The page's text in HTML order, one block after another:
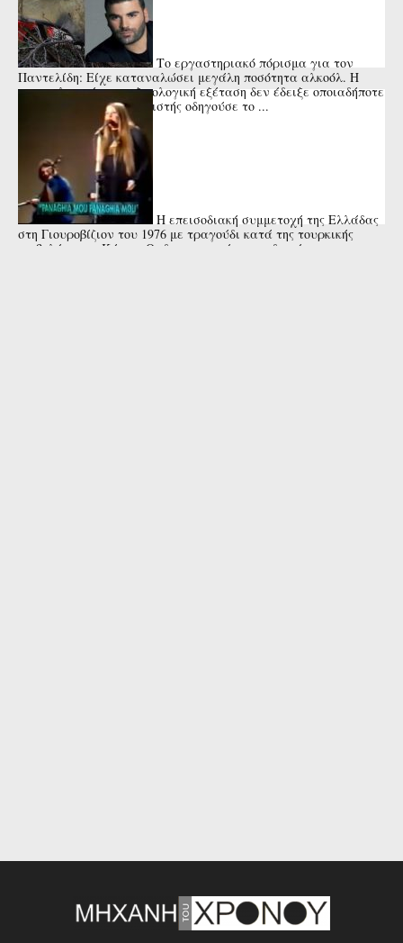
Το εργαστηριακό πόρισμα για τον
Παντελίδη: Είχε καταναλώσει μεγάλη ποσότητα αλκοόλ. Η
αιματολογική και τοξικολογική εξέταση δεν έδειξε οποιαδήποτε
άλλη ουσία. Ο τραγουδιστής οδηγούσε το ...
Η επεισοδιακή συμμετοχή της Ελλάδας
στη Γιουροβίζιον του 1976 με τραγούδι κατά της τουρκικής
εισβολής στην Κύπρο. Οι διοργανωτές προειδοποίησαν την